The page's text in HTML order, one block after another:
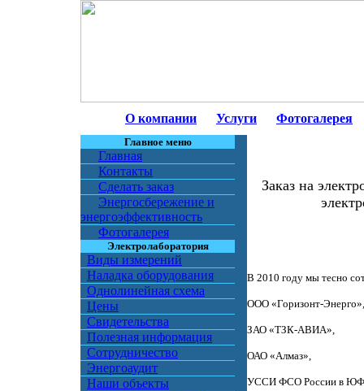
О компании Услуги Фотогалерея
Заказ на
В 2010 году мы тесно
ООО «Горизонт-Энерго»,
ЗАО «ТЗК-АВИА»,
ОАО «Алмаз»,
УССИ ФСО России в
Главное меню
Главная
Контакты
Сделать заказ
Энергосбережение и
энергоэффективность
Фотогалерея
Электролаборатория
Виды измерений
Наладка оборудования
Однолинейная схема
Цены
Свидетельства
Полезная информация
Сотрудничество
Энергоаудит
Наши объекты